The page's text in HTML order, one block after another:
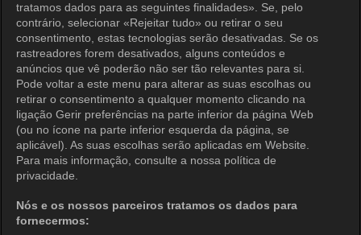
tratamos dados para as seguintes finalidades». Se, pelo
contrário, selecionar «Rejeitar tudo» ou retirar o seu
consentimento, estas tecnologias serão desativadas. Se os
rastreadores forem desativados, alguns conteúdos e
anúncios que vê poderão não ser tão relevantes para si.
Pode voltar a este menu para alterar as suas escolhas ou
retirar o consentimento a qualquer momento clicando na
ligação Gerir preferências na parte inferior da página Web
(ou no ícone na parte inferior esquerda da página, se
aplicável). As suas escolhas serão aplicadas em Website.
Para mais informação, consulte a nossa política de
privacidade.
Nós e os nossos parceiros tratamos os dados para
fornecermos: